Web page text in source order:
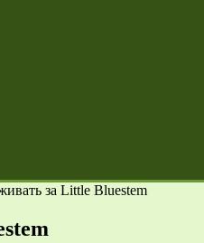
за Little Bluestem